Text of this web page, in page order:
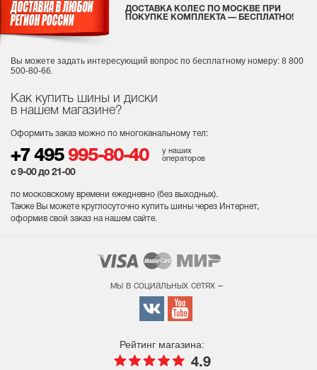
Как купить шины и диски
в нашем магазине?
Оформить заказ можно по многоканальному тел:
+7 495 995-80-40
у наших
операторов
с 9-00 до 21-00
по московскому времени ежедневно (без выходных).
Также Вы можете круглосуточно купить шины через Интернет,
оформив свой заказ на нашем сайте.
ДОСТАВКА КОЛЕС ПО МОСКВЕ ПРИ
ПОКУПКЕ КОМПЛЕКТА — БЕСПЛАТНО!
Вы можете задать интересующий вопрос по бесплатному номеру: 8 800
500-80-66.
мы в социальных сетях –
Рейтинг магазина:
4.9